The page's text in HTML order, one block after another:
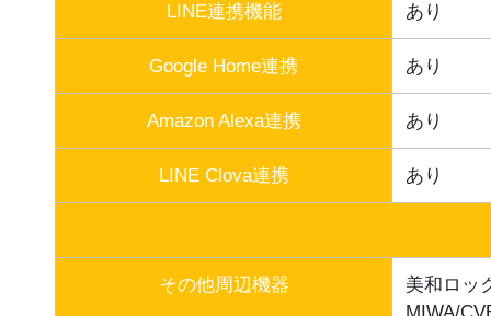
LINE連携機能 あり
Google Home連携 あり
Amazon Alexa連携 あり
LINE Clova連携 あり
その他周辺機器
美和ロッ